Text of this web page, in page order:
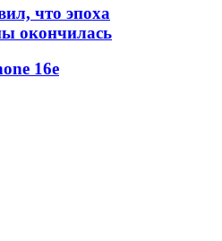
что эпоха
окончилась
16e